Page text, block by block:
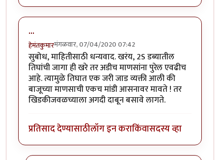
...
हेमंतकुमारमंगळवार, 07/04/2020 07:42
सुबोध, माहितीसाठी धन्यवाद. खरंय, 2S डब्यातील
तिघांची जागा ही खरे तर अडीच माणसांना पुरेल एवढीच
आहे. त्यामुळे तिघात एक जरी जाड व्यक्ती आली की
बाजूच्या माणसाची एकच मांडी आसनावर मावते ! तर
खिडकीजवळच्याला अगदी दाबून बसावे लागते.
प्रतिसाद देण्यासाठीलॉग इन कराकिंवासदस्य व्हा